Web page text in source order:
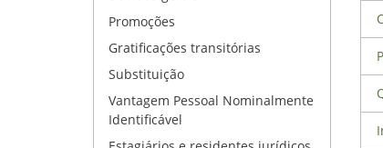
Promoções
Gratificações transitórias
Substituição
Vantagem Pessoal Nominalmente
Identificável